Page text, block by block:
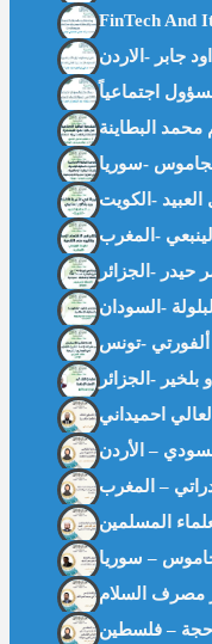
دراسة فقهية مقاصدية أ: عبد العالي احميداني
التدقيق الشرعي في عصر التكنولوجيا المتقدمة نبيله فارس علاونه / وجدان عبدالله السودي – الأردن
عامر” في موسم الحج الأكبر الأستاذ ناصر حيدر مصرف السلام